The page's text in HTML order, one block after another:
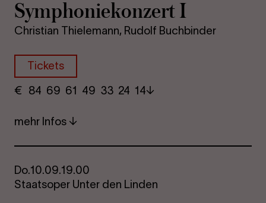
Sym­pho­nie­kon­zert I
Christian Thielemann, Rudolf Buchbinder
Tickets
€ ​ 84 69 61​ 49 33 24​ 14
mehr Infos
Do.10.09.19.00
Staatsoper Unter den Linden